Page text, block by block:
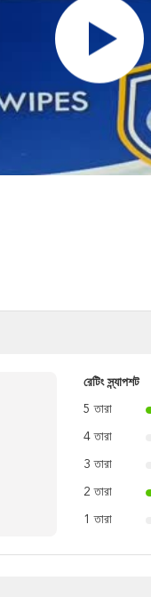
রেটিং স্ন্যাপশট
5 তারা
4 তারা
3 তারা
2 তারা
1 তারা